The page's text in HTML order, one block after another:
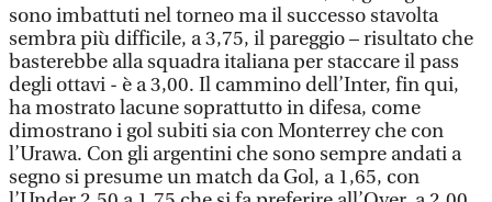
sono imbattuti nel torneo ma il successo stavolta
sembra più difficile, a 3,75, il pareggio – risultato che
basterebbe alla squadra italiana per staccare il pass
degli ottavi - è a 3,00. Il cammino dell’Inter, fin qui,
ha mostrato lacune soprattutto in difesa, come
dimostrano i gol subiti sia con Monterrey che con
l’Urawa. Con gli argentini che sono sempre andati a
segno si presume un match da Gol, a 1,65, con